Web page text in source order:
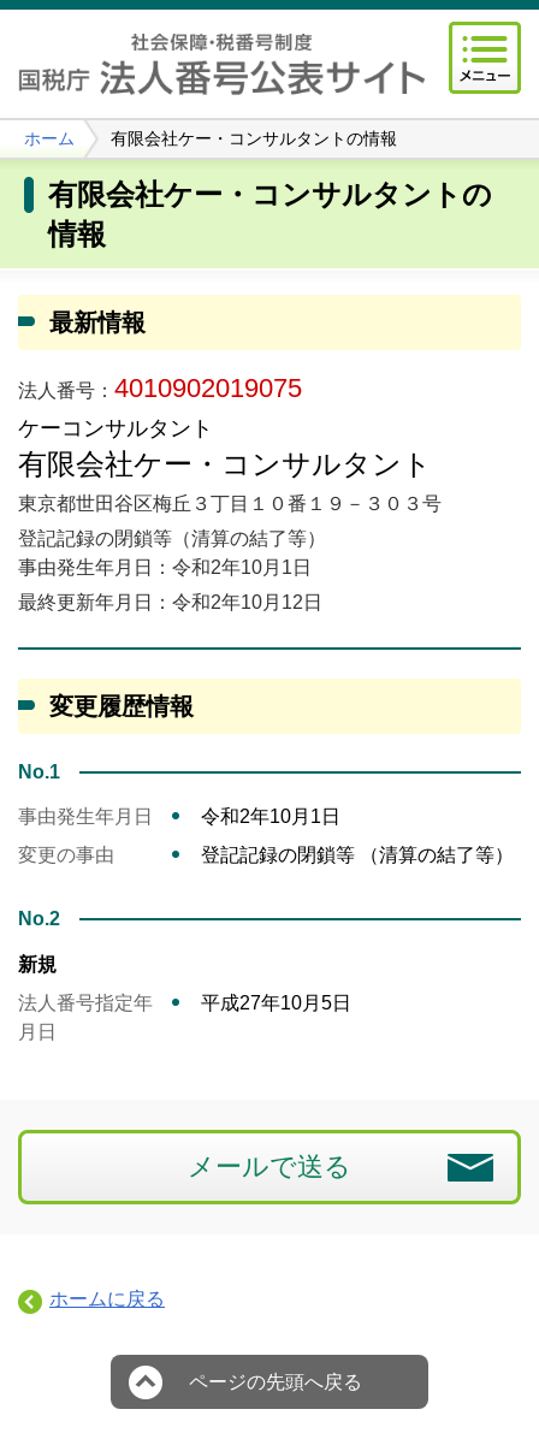
ホーム 有限会社ケー・コンサルタントの情報
有限会社ケー・コンサルタントの
情報
最新情報
法人番号： 4010902019075
ケーコンサルタント
有限会社ケー・コンサルタント
東京都世田谷区梅丘３丁目１０番１９－３０３号
登記記録の閉鎖等（清算の結了等）
事由発生年月日：令和2年10月1日
最終更新年月日：令和2年10月12日
変更履歴情報
No.1
事由発生年月日
令和2年10月1日
変更の事由
登記記録の閉鎖等 （清算の結了等）
No.2
新規
法人番号指定年
月日
平成27年10月5日
メールで送る
ホームに戻る
ページの先頭へ戻る